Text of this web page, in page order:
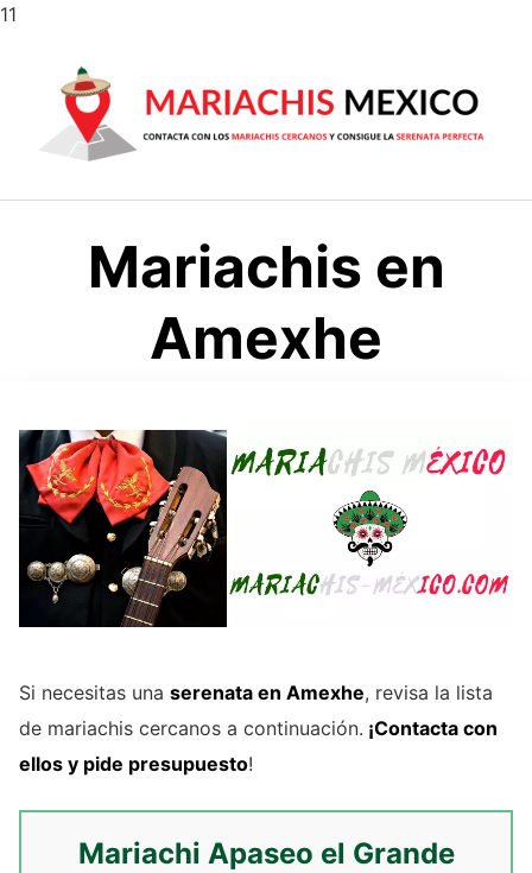
11
contenido
Mariachis en
Amexhe
Si necesitas una serenata en Amexhe, revisa la lista
de mariachis cercanos a continuación. ¡Contacta con
ellos y pide presupuesto!
Mariachi Apaseo el Grande